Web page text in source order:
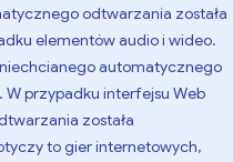
odtwarzania została
elementów audio i wideo.
niechcianego automatycznego
przypadku interfejsu Web
została
to gier internetowych,